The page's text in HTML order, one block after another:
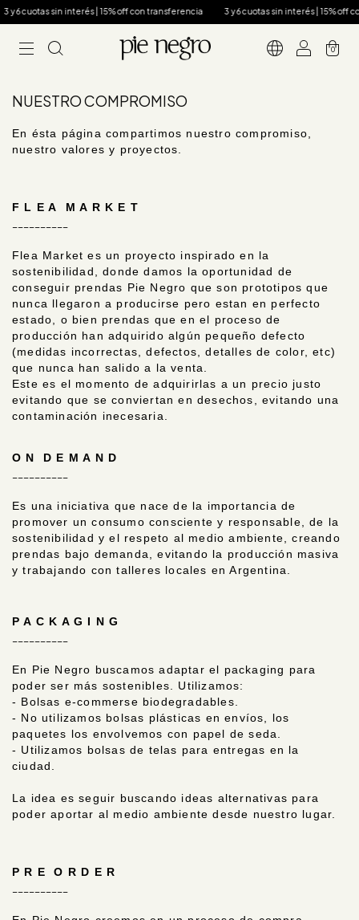
y 6 cuotas sin interés | 15% off con transferencia 3 y 6 cuotas sin interés | 15% off
0
NUESTRO COMPROMISO
En ésta página compartimos nuestro compromiso,
nuestro valores y proyectos.
F L E A M A R K E T
Flea Market es un proyecto inspirado en la
sostenibilidad, donde damos la oportunidad de
conseguir prendas Pie Negro que son prototipos que
nunca llegaron a producirse pero estan en perfecto
estado, o bien prendas que en el proceso de
producción han adquirido algún pequeño defecto
(medidas incorrectas, defectos, detalles de color, etc)
que nunca han salido a la venta.
Este es el momento de adquirirlas a un precio justo
evitando que se conviertan en desechos, evitando una
contaminación inecesaria.
O N D E M A N D
Es una iniciativa que nace de la importancia de
promover un consumo consciente y responsable, de la
sostenibilidad y el respeto al medio ambiente, creando
prendas bajo demanda, evitando la producción masiva
y trabajando con talleres locales en Argentina.
P A C K A G I N G
En Pie Negro buscamos adaptar el packaging para
poder ser más sostenibles. Utilizamos:
- Bolsas e-commerse biodegradables.
- No utilizamos bolsas plásticas en envíos, los
paquetes los envolvemos con papel de seda.
- Utilizamos bolsas de telas para entregas en la
ciudad.
La idea es seguir buscando ideas alternativas para
poder aportar al medio ambiente desde nuestro lugar.
P R E O R D E R